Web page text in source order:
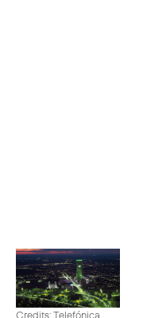
Credits: Telefónica